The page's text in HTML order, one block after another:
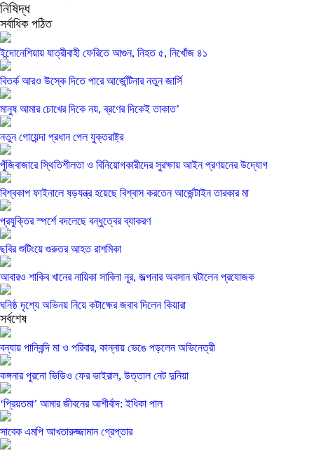
নিষিদ্ধ
সর্বাধিক পঠিত
ইন্দোনেশিয়ায় যাত্রীবাহী ফেরিতে আগুন, নিহত ৫, নিখোঁজ ৪১
বিতর্ক আরও উস্কে দিতে পারে আর্জেন্টিনার নতুন জার্সি
মানুষ আমার চোখের দিকে নয়, ব্রণের দিকেই তাকাত’
নতুন গোয়েন্দা প্রধান পেল যুক্তরাষ্ট্র
পুঁজিবাজারে স্থিতিশীলতা ও বিনিয়োগকারীদের সুরক্ষায় আইন প্রণয়নের উদ্যোগ
বিশ্বকাপ ফাইনালে ষড়যন্ত্র হয়েছে বিশ্বাস করতেন আর্জেন্টাইন তারকার মা
প্রযুক্তির স্পর্শে বদলেছে বন্ধুত্বের ব্যাকরণ
ছবির শুটিংয়ে গুরুতর আহত রাশমিকা
আবারও শাকিব খানের নায়িকা সাবিলা নূর, জল্পনার অবসান ঘটালেন প্রযোজক
ঘনিষ্ঠ দৃশ্যে অভিনয় নিয়ে কটাক্ষের জবাব দিলেন কিয়ারা
সর্বশেষ
বন্যায় পানিবন্দি মা ও পরিবার, কান্নায় ভেঙে পড়লেন অভিনেত্রী
কঙ্গনার পুরনো ভিডিও ফের ভাইরাল, উত্তাল নেট দুনিয়া
‘প্রিয়তমা’ আমার জীবনের আশীর্বাদ: ইধিকা পাল
সাবেক এমপি আখতারুজ্জামান গ্রেপ্তার